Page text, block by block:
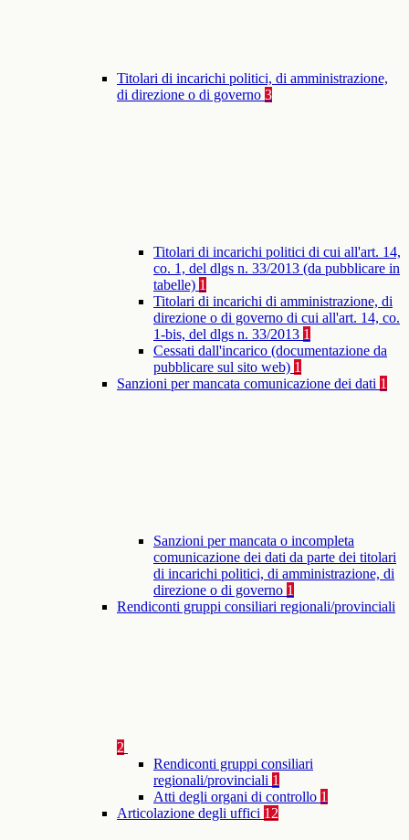
Titolari di incarichi politici, di amministrazione,
di direzione o di governo 3
Titolari di incarichi politici di cui all'art. 14,
co. 1, del dlgs n. 33/2013 (da pubblicare in
tabelle) 1
Titolari di incarichi di amministrazione, di
direzione o di governo di cui all'art. 14, co.
1-bis, del dlgs n. 33/2013 1
Cessati dall'incarico (documentazione da
pubblicare sul sito web) 1
Sanzioni per mancata comunicazione dei dati 1
Sanzioni per mancata o incompleta
comunicazione dei dati da parte dei titolari
di incarichi politici, di amministrazione, di
direzione o di governo 1
Rendiconti gruppi consiliari regionali/provinciali
2
Rendiconti gruppi consiliari
regionali/provinciali 1
Atti degli organi di controllo 1
Articolazione degli uffici 12